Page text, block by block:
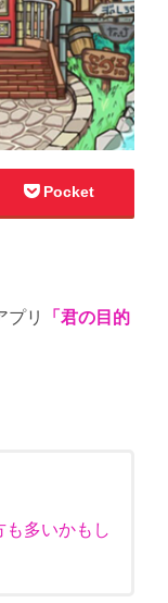
Pocket
プリ
「君の目的
も多いかもし